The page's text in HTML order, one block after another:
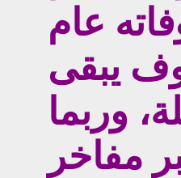
عام
يبقى
وربما
مفاخر